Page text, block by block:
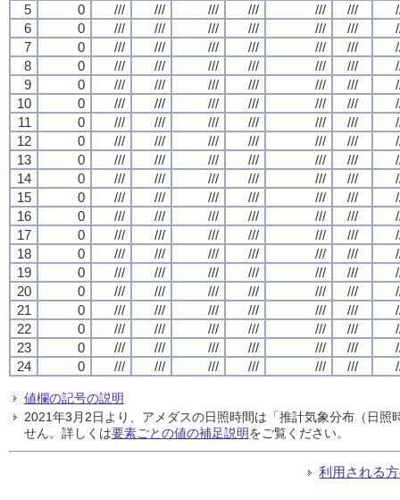
5
0 /// /// /// /// /// ///
6
0 /// /// /// /// /// ///
7
0 /// /// /// /// /// ///
8
0 /// /// /// /// /// ///
9
0 /// /// /// /// /// ///
10
0 /// /// /// /// /// ///
11
0 /// /// /// /// /// ///
12
0 /// /// /// /// /// ///
13
0 /// /// /// /// /// ///
14
0 /// /// /// /// /// ///
15
0 /// /// /// /// /// ///
16
0 /// /// /// /// /// ///
17
0 /// /// /// /// /// ///
18
0 /// /// /// /// /// ///
19
0 /// /// /// /// /// ///
20
0 /// /// /// /// /// ///
21
0 /// /// /// /// /// ///
22
0 /// /// /// /// /// ///
23
0 /// /// /// /// /// ///
24
0 /// /// /// /// /// ///
値欄の記号の説明
2021年3月2日より、アメダスの日照時間は「推計気象分布（日
せん。詳しくは要素ごとの値の補足説明をご覧ください。
利用される